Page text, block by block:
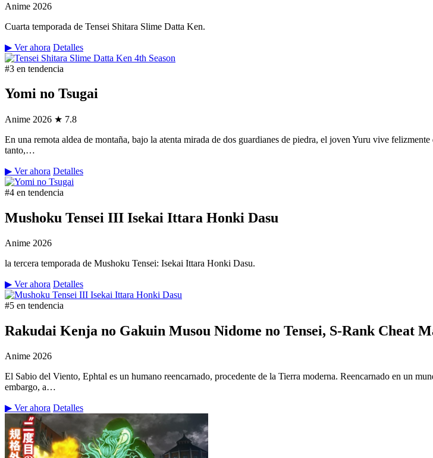
Anime 2026
Cuarta temporada de Tensei Shitara Slime Datta Ken.
▶ Ver ahora Detalles
#3 en tendencia
Yomi no Tsugai
Anime 2026 ★ 7.8
En una remota aldea de montaña, bajo la atenta mirada de dos guardianes de piedra, el joven Yuru vive
tanto,…
▶ Ver ahora Detalles
#4 en tendencia
Mushoku Tensei III Isekai Ittara Honki Dasu
Anime 2026
la tercera temporada de Mushoku Tensei: Isekai Ittara Honki Dasu.
▶ Ver ahora Detalles
#5 en tendencia
Rakudai Kenja no Gakuin Musou Nidome no Tensei, S-Rank Cheat
Anime 2026
El Sabio del Viento, Ephtal es un humano reencarnado, procedente de la Tierra moderna. Reencarnado en un
embargo, a…
▶ Ver ahora Detalles